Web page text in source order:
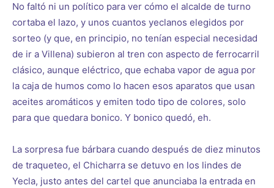
No faltó ni un político para ver cómo el alcalde de turno
cortaba el lazo, y unos cuantos yeclanos elegidos por
sorteo (y que, en principio, no tenían especial necesidad
de ir a Villena) subieron al tren con aspecto de ferrocarril
clásico, aunque eléctrico, que echaba vapor de agua por
la caja de humos como lo hacen esos aparatos que usan
aceites aromáticos y emiten todo tipo de colores, solo
para que quedara bonico. Y bonico quedó, eh.
La sorpresa fue bárbara cuando después de diez minutos
de traqueteo, el Chicharra se detuvo en los lindes de
Yecla, justo antes del cartel que anunciaba la entrada en